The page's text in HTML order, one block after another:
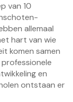
van 10
allemaal
hart van wie
komen samen
en
ontstaan er